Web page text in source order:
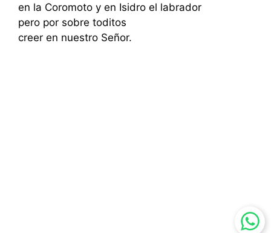
en la Coromoto y en Isidro el labrador
pero por sobre toditos
creer en nuestro Señor.